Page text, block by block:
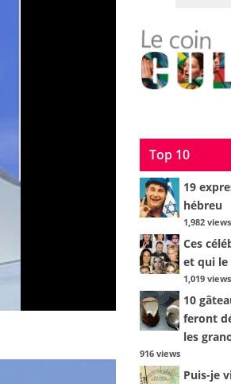
Top 10
19
hébreu
1,982 views
Ces
et qui le
1,019 views
10
feront
les
916 views
Puis-je